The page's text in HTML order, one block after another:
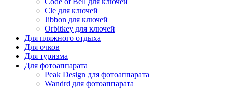
Cle для ключей
Jibbon для ключей
Orbitkey для ключей
Для пляжного отдыха
Для очков
Для туризма
Для фотоаппарата
Peak Design для фотоаппарата
Wandrd для фотоаппарата